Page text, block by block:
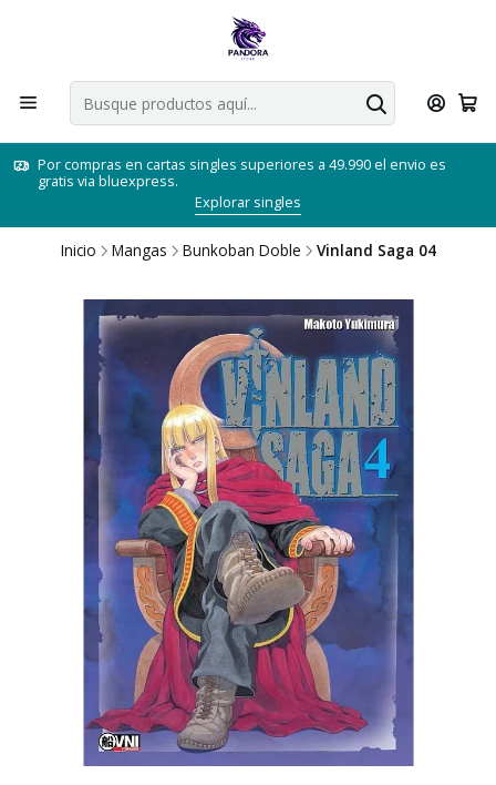
Por compras en cartas singles superiores a 49.990 el envio es
gratis via bluexpress.
Explorar singles
Inicio Mangas Bunkoban Doble Vinland Saga 04